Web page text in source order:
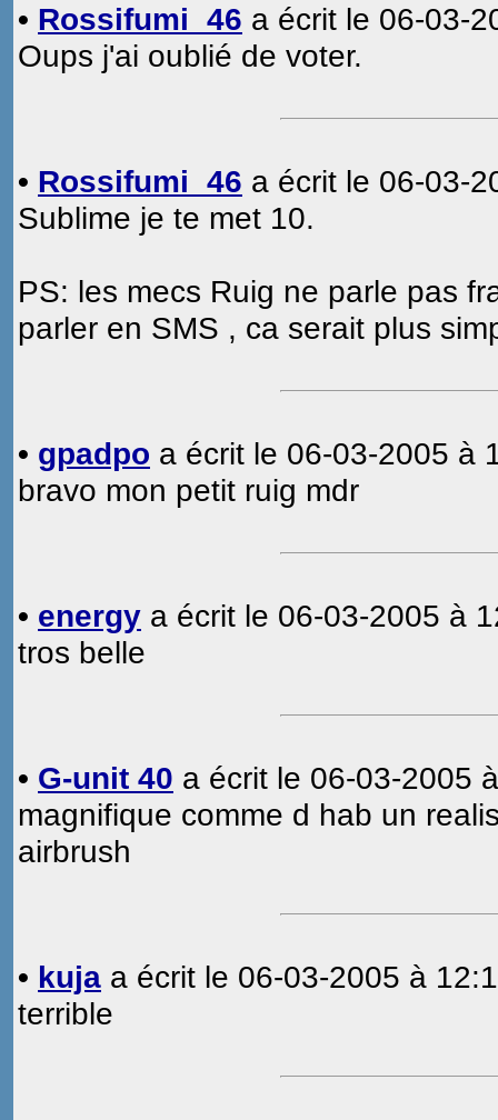
• Rossifumi_46 a écrit le 06-03-
Oups j'ai oublié de voter.
• Rossifumi_46 a écrit le 06-03-
Sublime je te met 10.
PS: les mecs Ruig ne parle pas
parler en SMS , ca serait plus
• gpadpo a écrit le 06-03-2005 à
bravo mon petit ruig mdr
• energy a écrit le 06-03-2005 à
tros belle
• G-unit 40 a écrit le 06-03-2005
magnifique comme d hab un
airbrush
• kuja a écrit le 06-03-2005 à
terrible